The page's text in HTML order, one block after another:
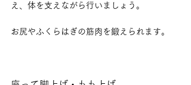
え、体を支えながら行いましょう。
お尻やふくらはぎの筋肉を鍛えられます。